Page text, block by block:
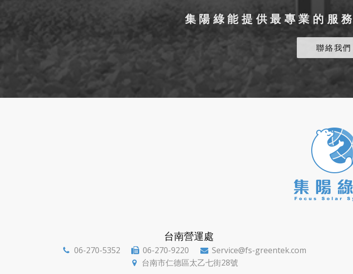
集陽綠能提供最專業的服
聯絡我們
台南營運處
 06-270-5352  06-270-9220  Service@fs-greentek.com
 台南市仁德區太乙七街28號